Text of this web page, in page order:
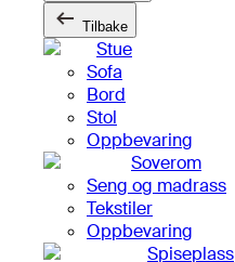
Tilbake
Stue
Sofa
Bord
Stol
Oppbevaring
Soverom
Seng og madrass
Tekstiler
Oppbevaring
Spiseplass